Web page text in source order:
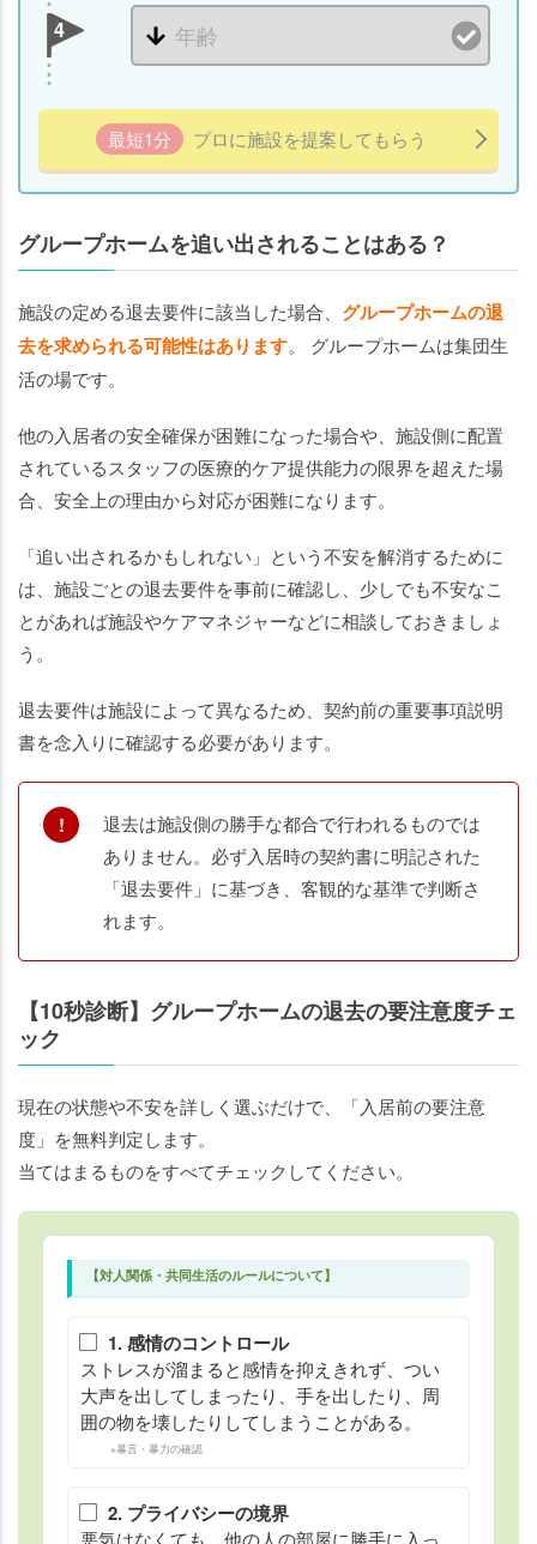
4
最短1分 プロに施設を提案してもらう
処
グループホームを追い出されることはある？
施設の定める退去要件に該当した場合、 グループホームの退
去を求められる可能性はあります。 グループホームは集団生
活の場です。
他の入居者の安全確保が困難になった場合や、施設側に配置
されているスタッフの医療的ケア提供能力の限界を超えた場
合、安全上の理由から対応が困難になります。
「追い出されるかもしれない」という不安を解消するために
は、施設ごとの退去要件を事前に確認し、少しでも不安なこ
とがあれば施設やケアマネジャーなどに相談しておきましょ
う。
退去要件は施設によって異なるため、契約前の重要事項説明
書を念入りに確認する必要があります。
退去は施設側の勝手な都合で行われるものでは
ありません。必ず入居時の契約書に明記された
「退去要件」に基づき、客観的な基準で判断さ
れます。
【10秒診断】グループホームの退去の要注意度チェ
ック
現在の状態や不安を詳しく選ぶだけで、「入居前の要注意
度」を無料判定します。
当てはまるものをすべてチェックしてください。
【対人関係・共同生活のルールについて】
1. 感情のコントロール
ストレスが溜まると感情を抑えきれず、つい
大声を出してしまったり、手を出したり、周
囲の物を壊したりしてしまうことがある。
※暴言・暴力の確認
2. プライバシーの境界
悪気はなくても、他の人の部屋に勝手に入っ